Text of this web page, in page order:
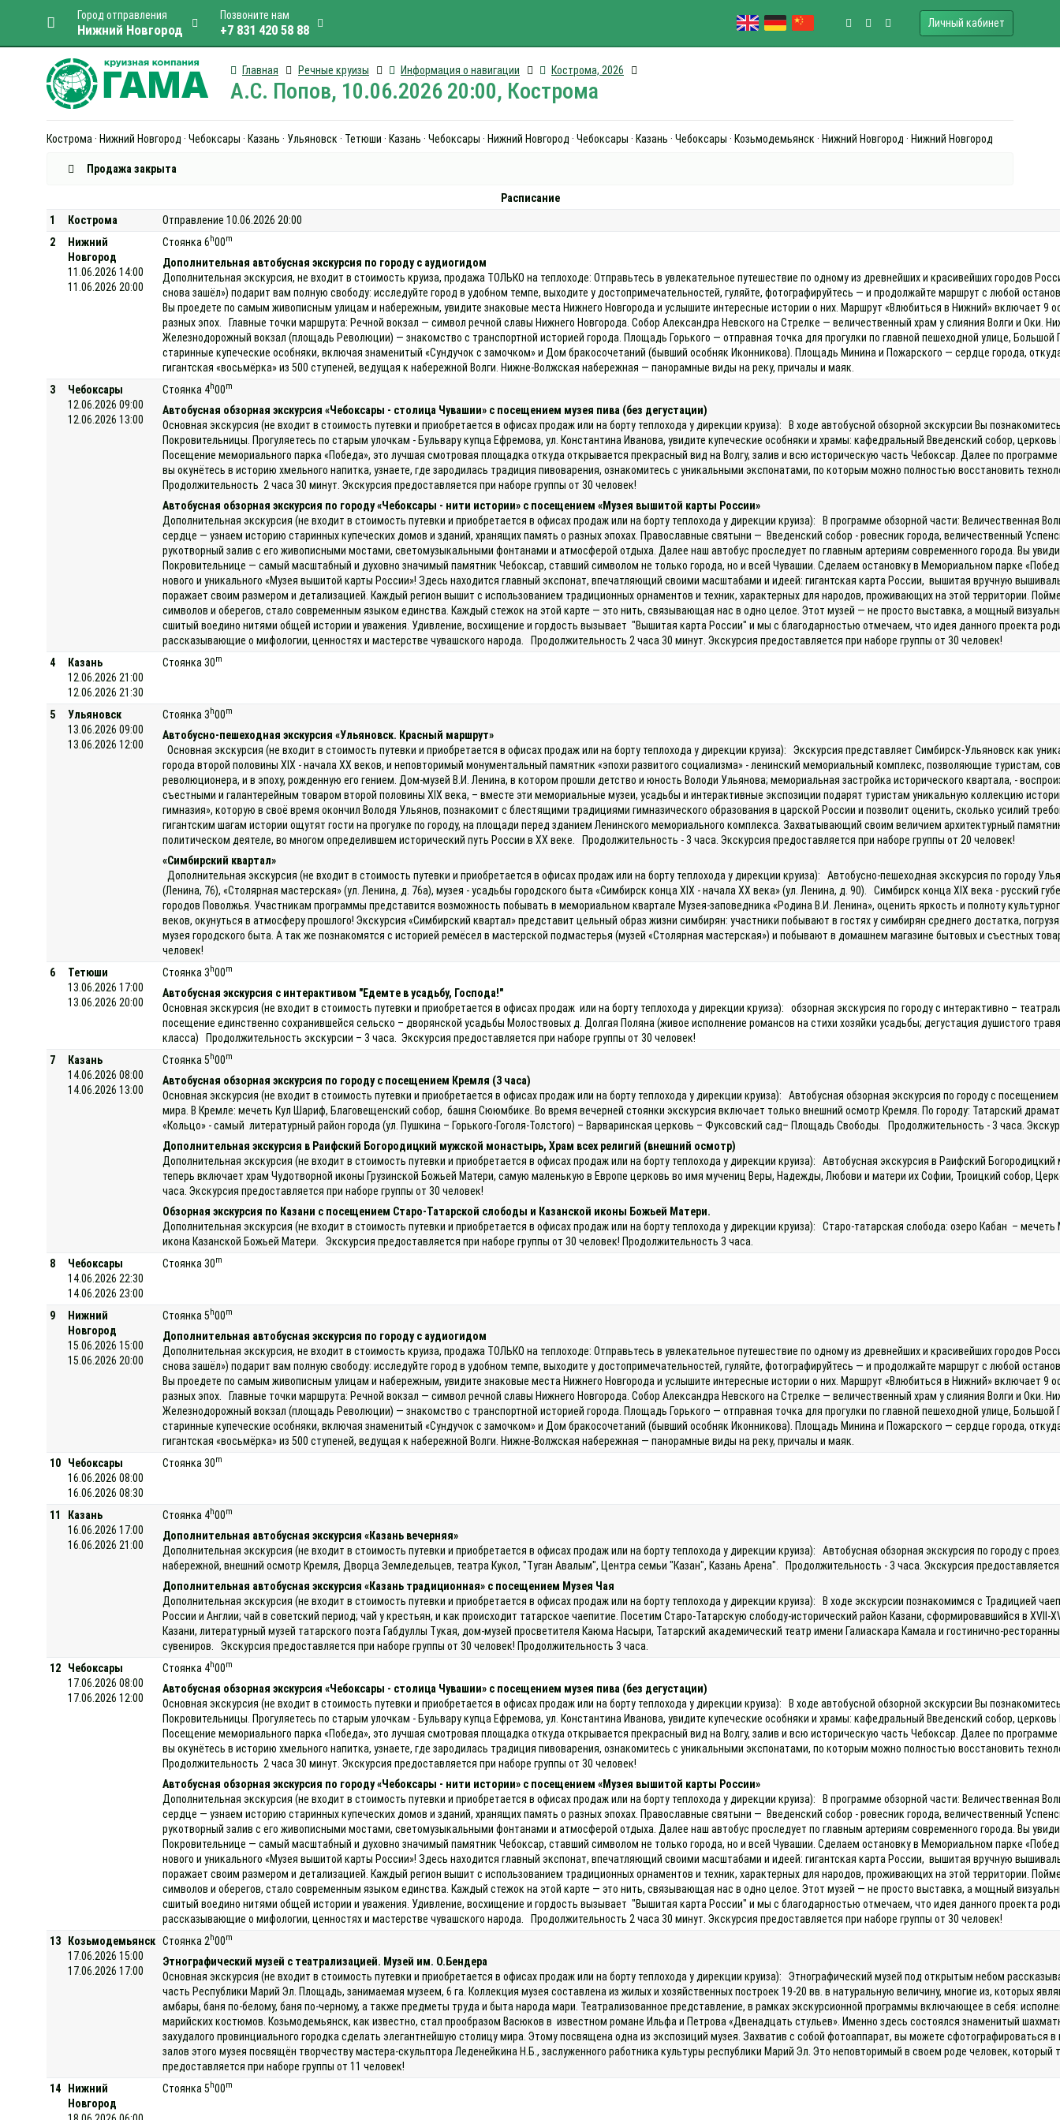
Город отправления
Нижний Новгород
Позвоните нам
+7 831 420 58 88 Личный кабинет
Главная Речные круизы Информация о навигации Кострома, 2026
А.С. Попов, 10.06.2026 20:00, Кострома
Кострома · Нижний Новгород · Чебоксары · Казань · Ульяновск · Тетюши · Казань · Чебоксары · Нижний Новгород · Чебоксары · Казань · Чебоксары · Козьмодемьянск · Нижний Новгород · Нижний Новгород
Продажа закрыта
Расписание
1
Кострома
Отправление 10.06.2026 20:00
2
Нижний
Новгород
11.06.2026 14:00
11.06.2026 20:00
Стоянка 6 h00m
Дополнительная автобусная экскурсия по городу с аудиогидом
Дополнительная экскурсия, не входит в стоимость круиза, продажа ТОЛЬКО на теплоходе: Отправьтесь в увлекательное путешествие по одному из древнейших и красивейших городов
снова зашёл») подарит вам полную свободу: исследуйте город в удобном темпе, выходите у достопримечательностей, гуляйте, фотографируйтесь — и продолжайте маршрут с любой
Вы проедете по самым живописным улицам и набережным, увидите знаковые места Нижнего Новгорода и услышите интересные истории о них. Маршрут «Влюбиться в Нижний» включает
разных эпох. Главные точки маршрута: Речной вокзал — символ речной славы Нижнего Новгорода. Собор Александра Невского на Стрелке — величественный храм у слияния Волги и Оки.
Железнодорожный вокзал (площадь Революции) — знакомство с транспортной историей города. Площадь Горького — отправная точка для прогулки по главной пешеходной улице,
старинные купеческие особняки, включая знаменитый «Сундучок с замочком» и Дом бракосочетаний (бывший особняк Иконникова). Площадь Минина и Пожарского — сердце города,
гигантская «восьмёрка» из 500 ступеней, ведущая к набережной Волги. Нижне‑Волжская набережная — панорамные виды на реку, причалы и маяк.
3
Чебоксары
12.06.2026 09:00
12.06.2026 13:00
Стоянка 4h00m
Автобусная обзорная экскурсия «Чебоксары - столица Чувашии» с посещением музея пива (без дегустации)
Основная экскурсия (не входит в стоимость путевки и приобретается в офисах продаж или на борту теплохода у дирекции круиза): В ходе автобусной обзорной экскурсии Вы
Покровительницы. Прогуляетесь по старым улочкам - Бульвару купца Ефремова, ул. Константина Иванова, увидите купеческие особняки и храмы: кафедральный Введенский собор,
Посещение мемориального парка «Победа», это лучшая смотровая площадка откуда открывается прекрасный вид на Волгу, залив и всю историческую часть Чебоксар. Далее по
вы окунётесь в историю хмельного напитка, узнаете, где зародилась традиция пивоварения, ознакомитесь с уникальными экспонатами, по которым можно полностью восстановить
Продолжительность 2 часа 30 минут. Экскурсия предоставляется при наборе группы от 30 человек!
Автобусная обзорная экскурсия по городу «Чебоксары - нити истории» с посещением «Музея вышитой карты России»
Дополнительная экскурсия (не входит в стоимость путевки и приобретается в офисах продаж или на борту теплохода у дирекции круиза): В программе обзорной части: Величественная
сердце — узнаем историю старинных купеческих домов и зданий, хранящих память о разных эпохах. Православные святыни — Введенский собор - ровесник города, величественный
рукотворный залив с его живописными мостами, светомузыкальными фонтанами и атмосферой отдыха. Далее наш автобус проследует по главным артериям современного города. Вы
Покровительнице — самый масштабный и духовно значимый памятник Чебоксар, ставший символом не только города, но и всей Чувашии. Сделаем остановку в Мемориальном парке
нового и уникального «Музея вышитой карты России»! Здесь находится главный экспонат, впечатляющий своими масштабами и идеей: гигантская карта России, вышитая вручную
поражает своим размером и детализацией. Каждый регион вышит с использованием традиционных орнаментов и техник, характерных для народов, проживающих на этой территории.
символов и оберегов, стало современным языком единства. Каждый стежок на этой карте — это нить, связывающая нас в одно целое. Этот музей — не просто выставка, а мощный
сшитый воедино нитями общей истории и уважения. Удивление, восхищение и гордость вызывает "Вышитая карта России" и мы с благодарностью отмечаем, что идея данного проекта
рассказывающие о мифологии, ценностях и мастерстве чувашского народа. Продолжительность 2 часа 30 минут. Экскурсия предоставляется при наборе группы от 30 человек!
4
Казань
12.06.2026 21:00
12.06.2026 21:30
Стоянка 30m
5
Ульяновск
13.06.2026 09:00
13.06.2026 12:00
Стоянка 3 h00m
Автобусно-пешеходная экскурсия «Ульяновск. Красный маршрут»
Основная экскурсия (не входит в стоимость путевки и приобретается в офисах продаж или на борту теплохода у дирекции круиза): Экскурсия представляет Симбирск-Ульяновск как
города второй половины XIX - начала XX веков, и неповторимый монументальный памятник «эпохи развитого социализма» - ленинский мемориальный комплекс, позволяющие туристам,
революционера, и в эпоху, рожденную его гением. Дом-музей В.И. Ленина, в котором прошли детство и юность Володи Ульянова; мемориальная застройка исторического квартала, -
съестными и галантерейным товаром второй половины XIX века, – вместе эти мемориальные музеи, усадьбы и интерактивные экспозиции подарят туристам уникальную коллекцию
гимназия», которую в своё время окончил Володя Ульянов, познакомит с блестящими традициями гимназического образования в царской России и позволит оценить, сколько усилий
гигантским шагам истории ощутят гости на прогулке по городу, на площади перед зданием Ленинского мемориального комплекса. Захватывающий своим величием архитектурный
политическом деятеле, во многом определившем исторический путь России в XX веке. Продолжительность - 3 часа. Экскурсия предоставляется при наборе группы от 20 человек!
«Симбирский квартал»
Дополнительная экскурсия (не входит в стоимость путевки и приобретается в офисах продаж или на борту теплохода у дирекции круиза): Автобусно-пешеходная экскурсия по городу
(Ленина, 76), «Столярная мастерская» (ул. Ленина, д. 76а), музея - усадьбы городского быта «Симбирск конца ХIХ - начала ХХ века» (ул. Ленина, д. 90). Симбирск конца XIX века - русский
городов Поволжья. Участникам программы представится возможность побывать в мемориальном квартале Музея-заповедника «Родина В.И. Ленина», оценить яркость и полноту
веков, окунуться в атмосферу прошлого! Экскурсия «Симбирский квартал» представит цельный образ жизни симбирян: участники побывают в гостях у симбирян среднего достатка,
музея городского быта. А так же познакомятся с историей ремёсел в мастерской подмастерья (музей «Столярная мастерская») и побывают в домашнем магазине бытовых и съестных
человек!
6
Тетюши
13.06.2026 17:00
13.06.2026 20:00
Стоянка 3 h00m
Автобусная экскурсия с интерактивом "Едемте в усадьбу, Господа!"
Основная экскурсия (не входит в стоимость путевки и приобретается в офисах продаж или на борту теплохода у дирекции круиза): обзорная экскурсия по городу с интерактивно –
посещение единственно сохранившейся сельско – дворянской усадьбы Молоствовых д. Долгая Поляна (живое исполнение романсов на стихи хозяйки усадьбы; дегустация душистого
класса) Продолжительность экскурсии – 3 часа. Экскурсия предоставляется при наборе группы от 30 человек!
7
Казань
14.06.2026 08:00
14.06.2026 13:00
Стоянка 5 h00m
Автобусная обзорная экскурсия по городу с посещением Кремля (3 часа)
Основная экскурсия (не входит в стоимость путевки и приобретается в офисах продаж или на борту теплохода у дирекции круиза): Автобусная обзорная экскурсия по городу с
мира. В Кремле: мечеть Кул Шариф, Благовещенский собор, башня Сююмбике. Во время вечерней стоянки экскурсия включает только внешний осмотр Кремля. По городу: Татарский
«Кольцо» - самый литературный район города (ул. Пушкина – Горького-Гоголя-Толстого) – Варваринская церковь – Фуксовский сад– Площадь Свободы. Продолжительность - 3 часа.
Дополнительная экскурсия в Раифский Богородицкий мужской монастырь, Храм всех религий (внешний осмотр)
Дополнительная экскурсия (не входит в стоимость путевки и приобретается в офисах продаж или на борту теплохода у дирекции круиза): Автобусная экскурсия в Раифский
теперь включает храм Чудотворной иконы Грузинской Божьей Матери, самую маленькую в Европе церковь во имя мучениц Веры, Надежды, Любови и матери их Софии, Троицкий собор,
часа. Экскурсия предоставляется при наборе группы от 30 человек!
Обзорная экскурсия по Казани с посещением Старо-Татарской слободы и Казанской иконы Божьей Матери.
Дополнительная экскурсия (не входит в стоимость путевки и приобретается в офисах продаж или на борту теплохода у дирекции круиза): Старо-татарская слобода: озеро Кабан –
икона Казанской Божьей Матери. Экскурсия предоставляется при наборе группы от 30 человек! Продолжительность 3 часа.
8
Чебоксары
14.06.2026 22:30
14.06.2026 23:00
Стоянка 30m
9
Нижний
Новгород
15.06.2026 15:00
15.06.2026 20:00
Стоянка 5 h00m
Дополнительная автобусная экскурсия по городу с аудиогидом
Дополнительная экскурсия, не входит в стоимость круиза, продажа ТОЛЬКО на теплоходе: Отправьтесь в увлекательное путешествие по одному из древнейших и красивейших городов
снова зашёл») подарит вам полную свободу: исследуйте город в удобном темпе, выходите у достопримечательностей, гуляйте, фотографируйтесь — и продолжайте маршрут с любой
Вы проедете по самым живописным улицам и набережным, увидите знаковые места Нижнего Новгорода и услышите интересные истории о них. Маршрут «Влюбиться в Нижний» включает
разных эпох. Главные точки маршрута: Речной вокзал — символ речной славы Нижнего Новгорода. Собор Александра Невского на Стрелке — величественный храм у слияния Волги и Оки.
Железнодорожный вокзал (площадь Революции) — знакомство с транспортной историей города. Площадь Горького — отправная точка для прогулки по главной пешеходной улице,
старинные купеческие особняки, включая знаменитый «Сундучок с замочком» и Дом бракосочетаний (бывший особняк Иконникова). Площадь Минина и Пожарского — сердце города,
гигантская «восьмёрка» из 500 ступеней, ведущая к набережной Волги. Нижне‑Волжская набережная — панорамные виды на реку, причалы и маяк.
10
Чебоксары
16.06.2026 08:00
16.06.2026 08:30
Стоянка 30m
11
Казань
16.06.2026 17:00
16.06.2026 21:00
Стоянка 4h00m
Дополнительная автобусная экскурсия «Казань вечерняя»
Дополнительная экскурсия (не входит в стоимость путевки и приобретается в офисах продаж или на борту теплохода у дирекции круиза): Автобусная обзорная экскурсия по городу с
набережной, внешний осмотр Кремля, Дворца Земледельцев, театра Кукол, "Туган Авалым", Центра семьи "Казан", Казань Арена". Продолжительность - 3 часа. Экскурсия предоставляется
Дополнительная автобусная экскурсия «Казань традиционная» с посещением Музея Чая
Дополнительная экскурсия (не входит в стоимость путевки и приобретается в офисах продаж или на борту теплохода у дирекции круиза): В ходе экскурсии познакомимся с Традицией
России и Англии; чай в советский период; чай у крестьян, и как происходит татарское чаепитие. Посетим Старо-Татарскую слободу-исторический район Казани, сформировавшийся в
Казани, литературный музей татарского поэта Габдуллы Тукая, дом-музей просветителя Каюма Насыри, Татарский академический театр имени Галиаскара Камала и гостинично-
сувениров. Экскурсия предоставляется при наборе группы от 30 человек! Продолжительность 3 часа.
12
Чебоксары
17.06.2026 08:00
17.06.2026 12:00
Стоянка 4h00m
Автобусная обзорная экскурсия «Чебоксары - столица Чувашии» с посещением музея пива (без дегустации)
Основная экскурсия (не входит в стоимость путевки и приобретается в офисах продаж или на борту теплохода у дирекции круиза): В ходе автобусной обзорной экскурсии Вы
Покровительницы. Прогуляетесь по старым улочкам - Бульвару купца Ефремова, ул. Константина Иванова, увидите купеческие особняки и храмы: кафедральный Введенский собор,
Посещение мемориального парка «Победа», это лучшая смотровая площадка откуда открывается прекрасный вид на Волгу, залив и всю историческую часть Чебоксар. Далее по
вы окунётесь в историю хмельного напитка, узнаете, где зародилась традиция пивоварения, ознакомитесь с уникальными экспонатами, по которым можно полностью восстановить
Продолжительность 2 часа 30 минут. Экскурсия предоставляется при наборе группы от 30 человек!
Автобусная обзорная экскурсия по городу «Чебоксары - нити истории» с посещением «Музея вышитой карты России»
Дополнительная экскурсия (не входит в стоимость путевки и приобретается в офисах продаж или на борту теплохода у дирекции круиза): В программе обзорной части: Величественная
сердце — узнаем историю старинных купеческих домов и зданий, хранящих память о разных эпохах. Православные святыни — Введенский собор - ровесник города, величественный
рукотворный залив с его живописными мостами, светомузыкальными фонтанами и атмосферой отдыха. Далее наш автобус проследует по главным артериям современного города. Вы
Покровительнице — самый масштабный и духовно значимый памятник Чебоксар, ставший символом не только города, но и всей Чувашии. Сделаем остановку в Мемориальном парке
нового и уникального «Музея вышитой карты России»! Здесь находится главный экспонат, впечатляющий своими масштабами и идеей: гигантская карта России, вышитая вручную
поражает своим размером и детализацией. Каждый регион вышит с использованием традиционных орнаментов и техник, характерных для народов, проживающих на этой территории.
символов и оберегов, стало современным языком единства. Каждый стежок на этой карте — это нить, связывающая нас в одно целое. Этот музей — не просто выставка, а мощный
сшитый воедино нитями общей истории и уважения. Удивление, восхищение и гордость вызывает "Вышитая карта России" и мы с благодарностью отмечаем, что идея данного проекта
рассказывающие о мифологии, ценностях и мастерстве чувашского народа. Продолжительность 2 часа 30 минут. Экскурсия предоставляется при наборе группы от 30 человек!
13
Козьмодемьянск
17.06.2026 15:00
17.06.2026 17:00
Стоянка 2 h00m
Этнографический музей с театрализацией. Музей им. О.Бендера
Основная экскурсия (не входит в стоимость путевки и приобретается в офисах продаж или на борту теплохода у дирекции круиза): Этнографический музей под открытым небом
часть Республики Марий Эл. Площадь, занимаемая музеем, 6 га. Коллекция музея составлена из жилых и хозяйственных построек 19-20 вв. в натуральную величину, многие из, которых
амбары, баня по-белому, баня по-черному, а также предметы труда и быта народа мари. Театрализованное представление, в рамках экскурсионной программы включающее в себя:
марийских костюмов. Козьмодемьянск, как известно, стал прообразом Васюков в известном романе Ильфа и Петрова «Двенадцать стульев». Именно здесь состоялся знаменитый
захудалого провинциального городка сделать элегантнейшую столицу мира. Этому посвящена одна из экспозиций музея. Захватив с собой фотоаппарат, вы можете
залов этого музея посвящён творчеству мастера-скульптора Леденейкина Н.Б., заслуженного работника культуры республики Марий Эл. Это неповторимый в своем роде человек,
предоставляется при наборе группы от 11 человек!
14
Нижний
Новгород
Стоянка 5 h00m